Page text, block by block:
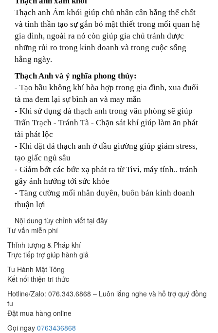
Thạch anh Ám khói giúp chủ nhân cân bằng thể chất
và tinh thần tạo sự gắn bó mật thiết trong mối quan hệ
gia đình, ngoài ra nó còn giúp gia chủ tránh được
những rủi ro trong kinh doanh và trong cuộc sống
hằng ngày.
Thạch Anh và ý nghĩa phong thủy:
- Tạo bầu không khí hòa hợp trong gia đình, xua đuổi
tà ma đem lại sự bình an và may mắn
- Khi sử dụng đá thạch anh trong văn phòng sẽ giúp
Trấn Trạch - Tránh Tà - Chặn sát khí giúp làm ăn phát
tài phát lộc
- Khi đặt đá thạch anh ở đầu giường giúp giảm stress,
tạo giấc ngủ sâu
- Giảm bớt các bức xạ phát ra từ Tivi, máy tính.. tránh
gây ảnh hưởng tới sức khỏe
- Tăng cường mối nhân duyên, buôn bán kinh doanh
thuận lợi
Nội dung tùy chỉnh viết tại đây
Tư vấn miễn phí
Thỉnh tượng & Pháp khí
Trực tiếp trợ giúp hành giả
Tu Hành Mật Tông
Kết nối thiện tri thức
Hotline/Zalo: 076.343.6868 – Luôn lắng nghe và hỗ trợ quý đồng
tu
Đặt mua hàng online
Gọi ngay 0763436868